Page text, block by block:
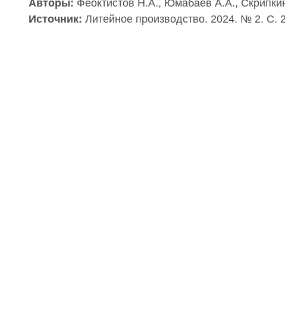
Авторы: Феоктистов Н.А., Юмабаев А.А.,
Источник: Литейное производство. 2024. № 2. С.